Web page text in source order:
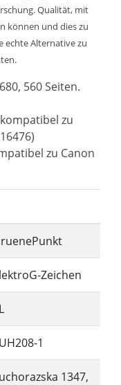
Qualität, mit
können und dies zu
echte Alternative zu
560 Seiten.
zu
zu Canon
Zeichen
1
1347,